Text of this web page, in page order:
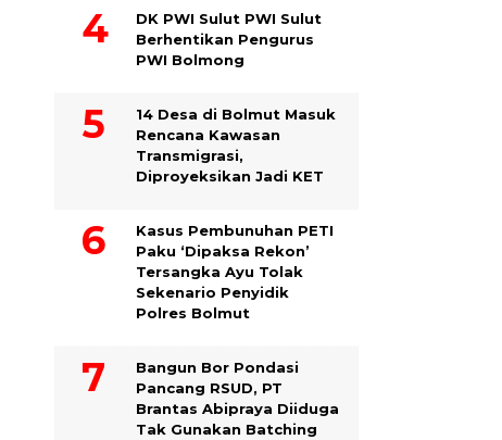
DK PWI Sulut PWI Sulut
Berhentikan Pengurus
PWI Bolmong
14 Desa di Bolmut Masuk
Rencana Kawasan
Transmigrasi,
Diproyeksikan Jadi KET
Kasus Pembunuhan PETI
Paku ‘Dipaksa Rekon’
Tersangka Ayu Tolak
Sekenario Penyidik
Polres Bolmut
Bangun Bor Pondasi
Pancang RSUD, PT
Brantas Abipraya Diiduga
Tak Gunakan Batching